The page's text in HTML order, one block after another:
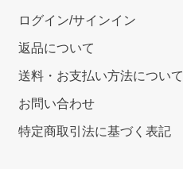
ログイン/サインイン
返品について
送料・お支払い方法について
お問い合わせ
特定商取引法に基づく表記